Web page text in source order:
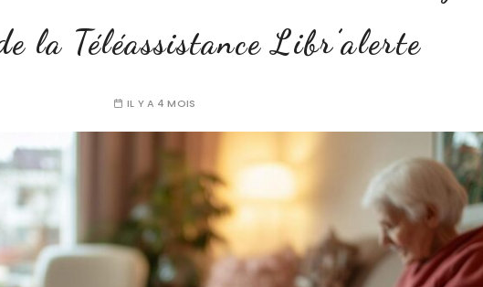
la Téléassistance Libr’alerte
IL Y A 4 MOIS